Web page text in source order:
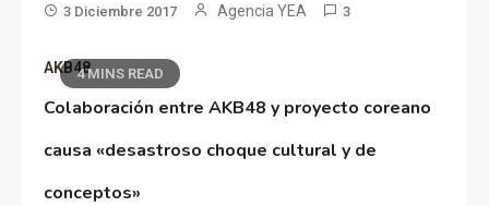
3 Diciembre 2017 Agencia YEA 3
4 MINS READ
AKB48
Colaboración entre AKB48 y proyecto coreano
causa «desastroso choque cultural y de
conceptos»